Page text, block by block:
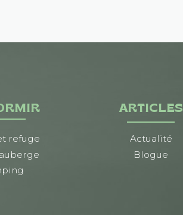
refuge
ARTICLES
Actualité
Blogue